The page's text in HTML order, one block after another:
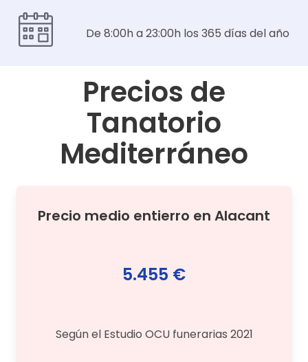
De 8:00h a 23:00h los 365 días del año
Precios de
Tanatorio
Mediterráneo
Precio medio entierro en Alacant
5.455 €
Según el Estudio OCU funerarias 2021